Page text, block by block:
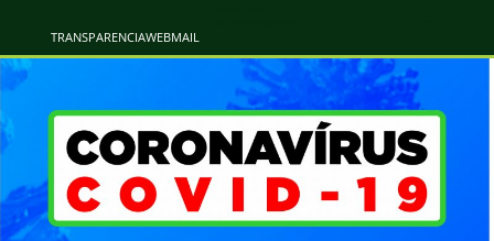
TRANSPARENCIAWEBMAIL